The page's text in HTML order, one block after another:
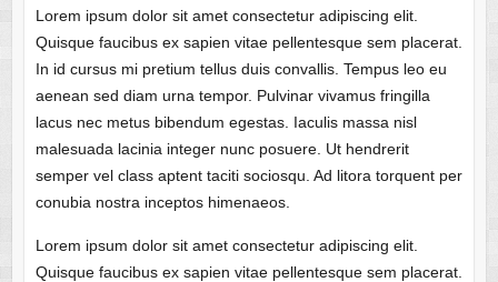
Lorem ipsum dolor sit amet consectetur adipiscing elit.
Quisque faucibus ex sapien vitae pellentesque sem placerat.
In id cursus mi pretium tellus duis convallis. Tempus leo eu
aenean sed diam urna tempor. Pulvinar vivamus fringilla
lacus nec metus bibendum egestas. Iaculis massa nisl
malesuada lacinia integer nunc posuere. Ut hendrerit
semper vel class aptent taciti sociosqu. Ad litora torquent per
conubia nostra inceptos himenaeos.
Lorem ipsum dolor sit amet consectetur adipiscing elit.
Quisque faucibus ex sapien vitae pellentesque sem placerat.